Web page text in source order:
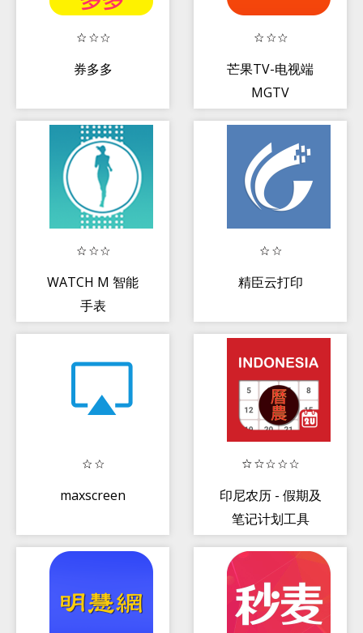
券多多
芒果TV-电视端
MGTV
WATCH M 智能
手表
精臣云打印
maxscreen
印尼农历 - 假期及
笔记计划工具